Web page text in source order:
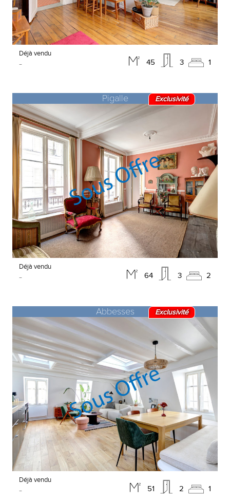
45 3 1
Déjà vendu
-
Exclusivité
Pigalle
64 3 2
Déjà vendu
-
Exclusivité
Abbesses
51 2 1
Déjà vendu
-